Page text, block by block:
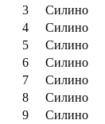
3
Силино
4
Силино
5
Силино
6
Силино
7
Силино
8
Силино
9
Силино